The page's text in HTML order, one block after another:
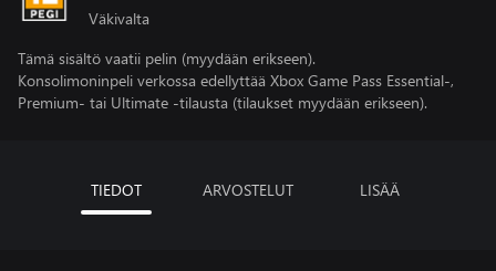
Väkivalta
Tämä sisältö vaatii pelin (myydään erikseen).
Konsolimoninpeli verkossa edellyttää Xbox Game Pass Essential-,
Premium- tai Ultimate -tilausta (tilaukset myydään erikseen).
TIEDOT ARVOSTELUT LISÄÄ